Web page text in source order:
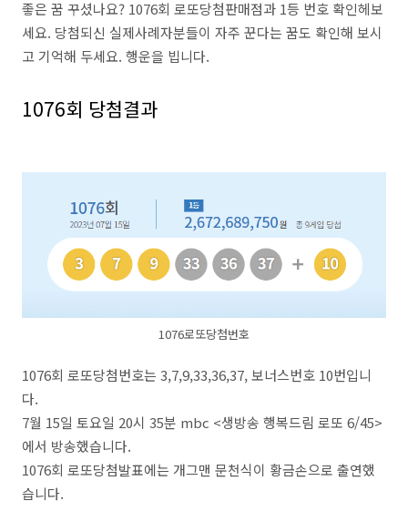
좋은 꿈 꾸셨나요? 1076회 로또당첨판매점과 1등 번호 확인헤보
세요. 당첨되신 실제사례자분들이 자주 꾼다는 꿈도 확인해 보시
고 기억해 두세요. 행운을 빕니다.
1076회 당첨결과
1076로또당첨번호
1076회 로또당첨번호는 3,7,9,33,36,37, 보너스번호 10번입니
다.
7월 15일 토요일 20시 35분 mbc <생방송 행복드림 로또 6/45>
에서 방송했습니다.
1076회 로또당첨발표에는 개그맨 문천식이 황금손으로 출연했
습니다.